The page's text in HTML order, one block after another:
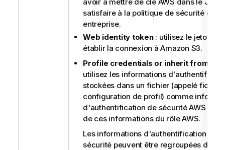
satisfaire à la politique de sécurité de
entreprise.
Web identity token: utilisez le jeton
établir la connexion à Amazon S3.
Profile credentials or inherit from
utilisez les informations
stockées dans un fichier (appelé fichier
configuration de profil) comme
d'authentification de sécurité AWS ou
de ces informations du rôle AWS.
Les informations d'authentification de
sécurité peuvent être regroupées dans